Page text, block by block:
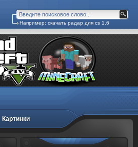
Например: скачать радар для cs 1.6
Картинки